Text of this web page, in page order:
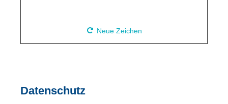
Neue Zeichen
Datenschutz